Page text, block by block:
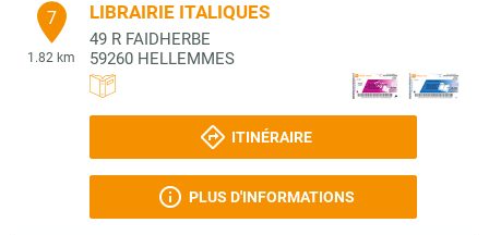
7
1.82 km
LIBRAIRIE ITALIQUES
49 R FAIDHERBE
59260 HELLEMMES
ITINÉRAIRE
PLUS D'INFORMATIONS